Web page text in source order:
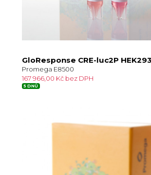
GloResponse CRE-luc2P
Promega E8500
167 966,00 Kč bez DPH
5 DNŮ